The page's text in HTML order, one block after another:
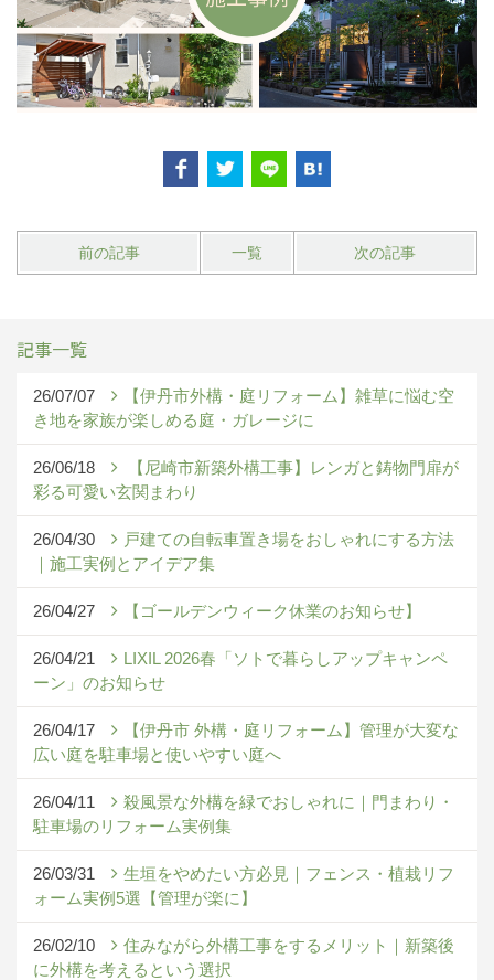
前の記事 一覧 次の記事
記事一覧
26/07/07
【伊丹市外構・庭リフォーム】雑草に悩む空
き地を家族が楽しめる庭・ガレージに
26/06/18
【尼崎市新築外構工事】レンガと鋳物門扉が
彩る可愛い玄関まわり
26/04/30
戸建ての自転車置き場をおしゃれにする方法
｜施工実例とアイデア集
26/04/27 【ゴールデンウィーク休業のお知らせ】
26/04/21
LIXIL 2026春「ソトで暮らしアップキャンペ
ーン」のお知らせ
26/04/17
【伊丹市 外構・庭リフォーム】管理が大変な
広い庭を駐車場と使いやすい庭へ
26/04/11
殺風景な外構を緑でおしゃれに｜門まわり・
駐車場のリフォーム実例集
26/03/31
生垣をやめたい方必見｜フェンス・植栽リフ
ォーム実例5選【管理が楽に】
26/02/10
住みながら外構工事をするメリット｜新築後
に外構を考えるという選択